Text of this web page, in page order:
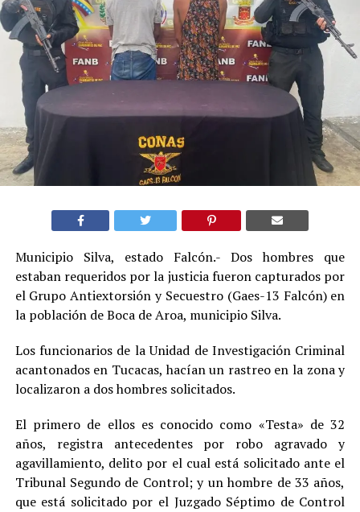
Municipio Silva, estado Falcón.- Dos hombres que
estaban requeridos por la justicia fueron capturados por
el Grupo Antiextorsión y Secuestro (Gaes-13 Falcón) en
la población de Boca de Aroa, municipio Silva.
Los funcionarios de la Unidad de Investigación Criminal
acantonados en Tucacas, hacían un rastreo en la zona y
localizaron a dos hombres solicitados.
El primero de ellos es conocido como «Testa» de 32
años, registra antecedentes por robo agravado y
agavillamiento, delito por el cual está solicitado ante el
Tribunal Segundo de Control; y un hombre de 33 años,
que está solicitado por el Juzgado Séptimo de Control